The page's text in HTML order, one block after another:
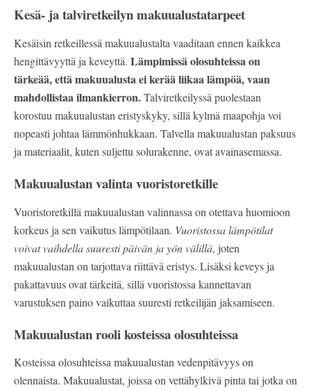
Kesä- ja talviretkeilyn makuualustatarpeet
Kesäisin retkeillessä makuualustalta vaaditaan ennen kaikkea
hengittävyyttä ja keveyttä. Lämpimissä olosuhteissa on
tärkeää, että makuualusta ei kerää liikaa lämpöä, vaan
mahdollistaa ilmankierron.Talviretkeilyssä puolestaan
korostuu makuualustan eristyskyky, sillä kylmä maapohja voi
nopeasti johtaa lämmönhukkaan. Talvella makuualustan paksuus
ja materiaalit, kuten suljettu solurakenne, ovat avainasemassa.
Makuualustan valinta vuoristoretkille
Vuoristoretkillä makuualustan valinnassa on otettava huomioon
korkeus ja sen vaikutus lämpötilaan. Vuoristossa lämpötilat
voivat vaihdella suuresti päivän ja yön välillä, joten
makuualustan on tarjottava riittävä eristys. Lisäksi keveys ja
pakattavuus ovat tärkeitä, sillä vuoristossa kannettavan
varustuksen paino vaikuttaa suuresti retkeilijän jaksamiseen.
Makuualustan rooli kosteissa olosuhteissa
Kosteissa olosuhteissa makuualustan vedenpitävyys on
olennaista. Makuualustat, joissa on vettähylkivä pinta tai jotka on